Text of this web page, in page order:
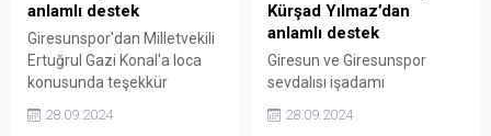
anlamlı destek
Giresunspor'dan Milletvekili
Ertuğrul Gazi Konal'a loca
konusunda teşekkür
28.09.2024
Kürşad Yılmaz’dan
anlamlı destek
Giresun ve Giresunspor
sevdalısı işadamı
Yılmaz’dan Yeşil Beyazlı
28.09.2024